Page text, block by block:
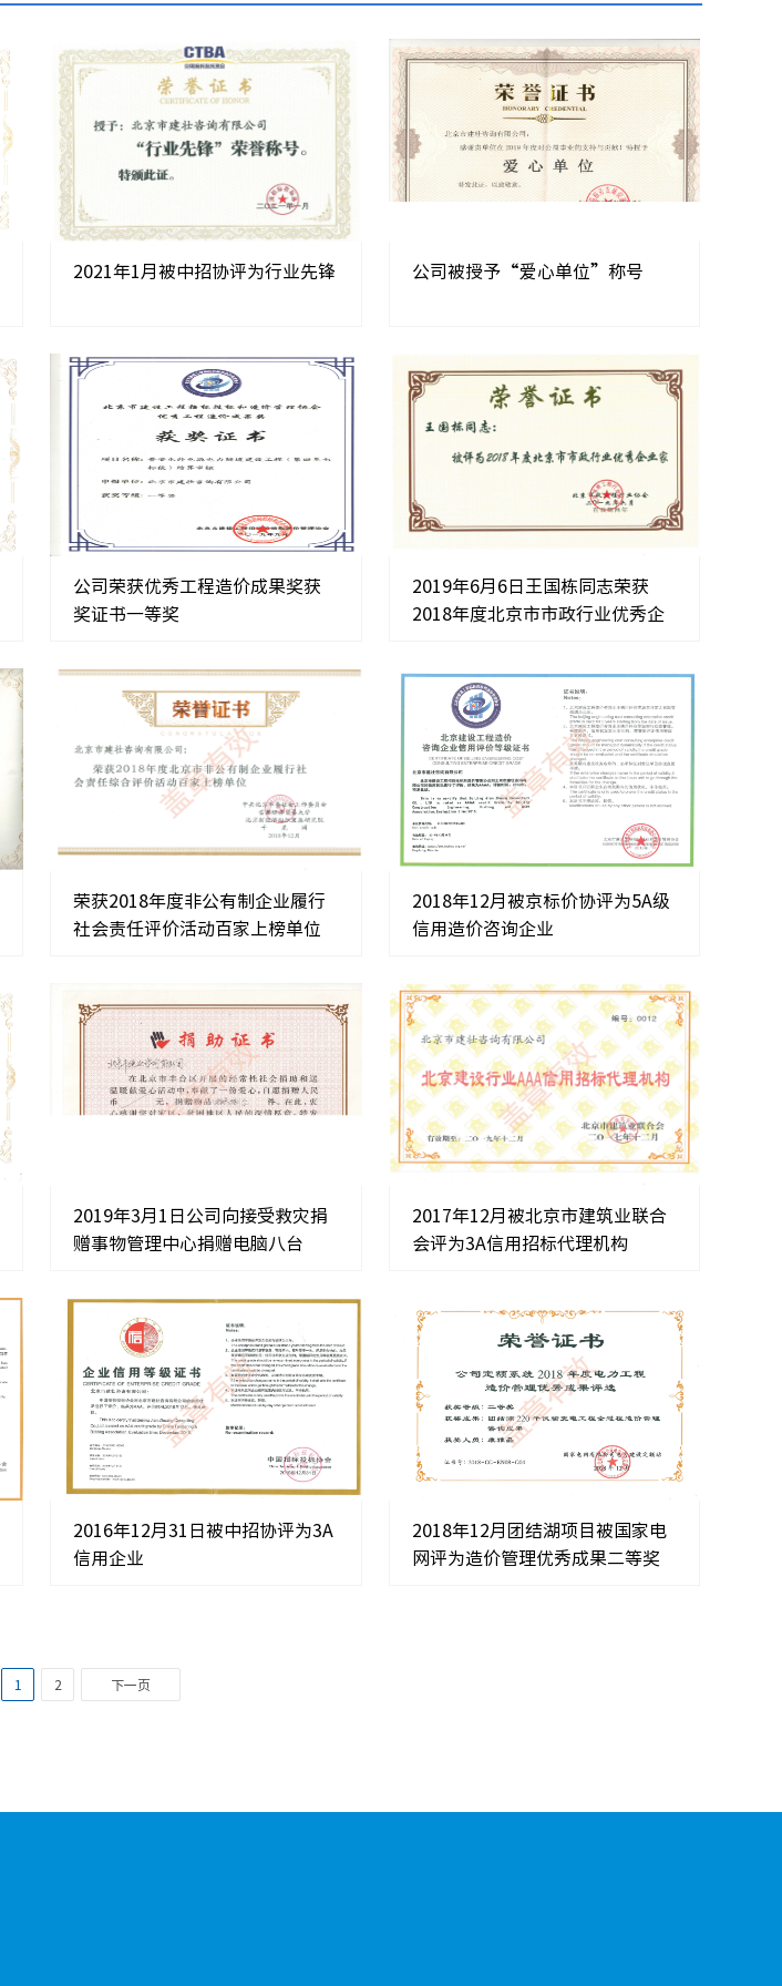
2021年1月被中招协评为行业先锋 公司被授予“爱心单位”称号
公司荣获优秀工程造价成果奖获
奖证书一等奖
2019年6月6日王国栋同志荣获
2018年度北京市市政行业优秀企
荣获2018年度非公有制企业履行
社会责任评价活动百家上榜单位
2018年12月被京标价协评为5A级
信用造价咨询企业
2019年3月1日公司向接受救灾捐
赠事物管理中心捐赠电脑八台
2017年12月被北京市建筑业联合
会评为3A信用招标代理机构
2016年12月31日被中招协评为3A
信用企业
2018年12月团结湖项目被国家电
网评为造价管理优秀成果二等奖
1 2 下一页